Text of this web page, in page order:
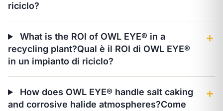
riciclo?
What is the ROI of OWL EYE® in a
recycling plant?Qual è il ROI di OWL EYE®
in un impianto di riciclo?
＋
How does OWL EYE® handle salt caking
and corrosive halide atmospheres?Come
＋